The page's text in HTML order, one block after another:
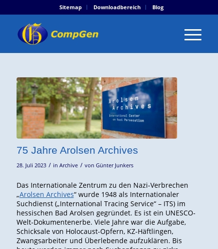
Sitemap Downloadbereich Blog
75 Jahre Arolsen Archives
28. Juli 2023 / in Archive / von Günter Junkers
Das Internationale Zentrum zu den Nazi-Verbrechen
„Arolsen Archives“ wurde 1948 als Internationaler
Suchdienst („International Tracing Service“ – ITS) im
hessischen Bad Arolsen gegründet. Es ist ein UNESCO-
Welt-Dokumentenerbe. Viele Jahre war die Aufgabe,
Schicksale von Holocaust-Opfern, KZ-Häftlingen,
Zwangsarbeiter und Überlebende aufzuklären. Bis